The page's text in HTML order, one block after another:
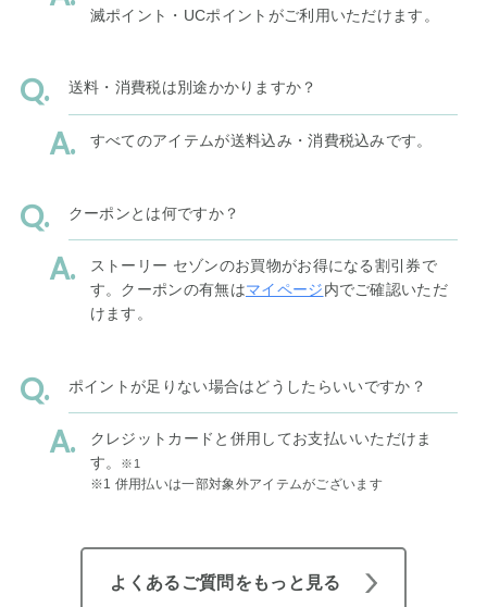
滅ポイント・UCポイントがご利用いただけます。
送料・消費税は別途かかりますか？
すべてのアイテムが送料込み・消費税込みです。
クーポンとは何ですか？
ストーリー セゾンのお買物がお得になる割引券で
す。クーポンの有無はマイページ内でご確認いただ
けます。
ポイントが足りない場合はどうしたらいいですか？
クレジットカードと併用してお支払いいただけま
す。
※1
※1 併用払いは一部対象外アイテムがございます
よくあるご質問をもっと見る